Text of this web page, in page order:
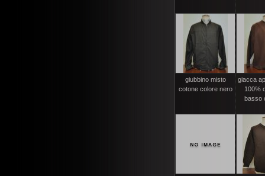
giubbino misto
cotone colore nero
giacca
100%
basso